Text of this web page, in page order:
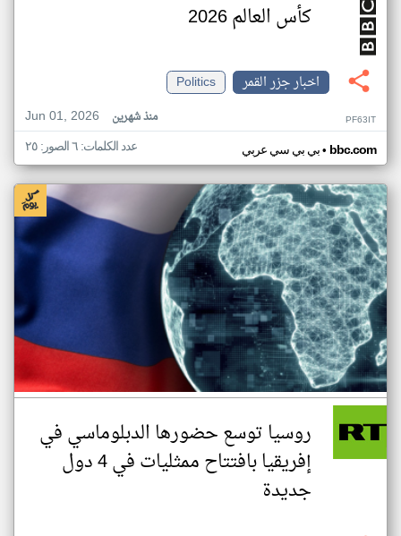
كأس العالم 2026
اخبار جزر القمر
Politics
Jun 01, 2026
منذ شهرين PF63IT
بي بي سي عربي• bbc.com عدد الكلمات: ٦ الصور: ٢٥
روسيا توسع حضورها الدبلوماسي في
إفريقيا بافتتاح ممثليات في 4 دول
جديدة